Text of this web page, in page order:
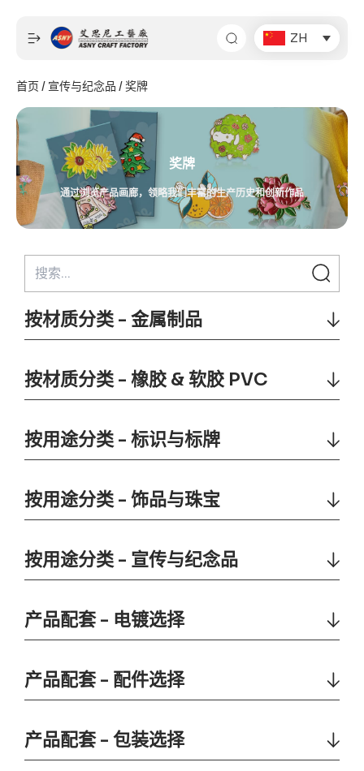
ZH
首页 / 宣传与纪念品 / 奖牌
奖牌
通过浏览产品画廊，领略我们丰富的生产历史和创新作品
按材质分类 - 金属制品
按材质分类 - 橡胶 & 软胶 PVC
按用途分类 - 标识与标牌
按用途分类 - 饰品与珠宝
按用途分类 - 宣传与纪念品
产品配套 - 电镀选择
产品配套 - 配件选择
产品配套 - 包装选择